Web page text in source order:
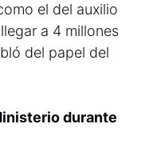
el del auxilio
a 4 millones
del papel del
durante